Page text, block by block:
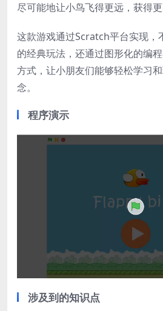
尽可能地让小鸟飞得更远，获得更
这款游戏通过Scratch平台实现，
的经典玩法，还通过图形化的编
方式，让小朋友们能够轻松学习
念。
程序演示
涉及到的知识点